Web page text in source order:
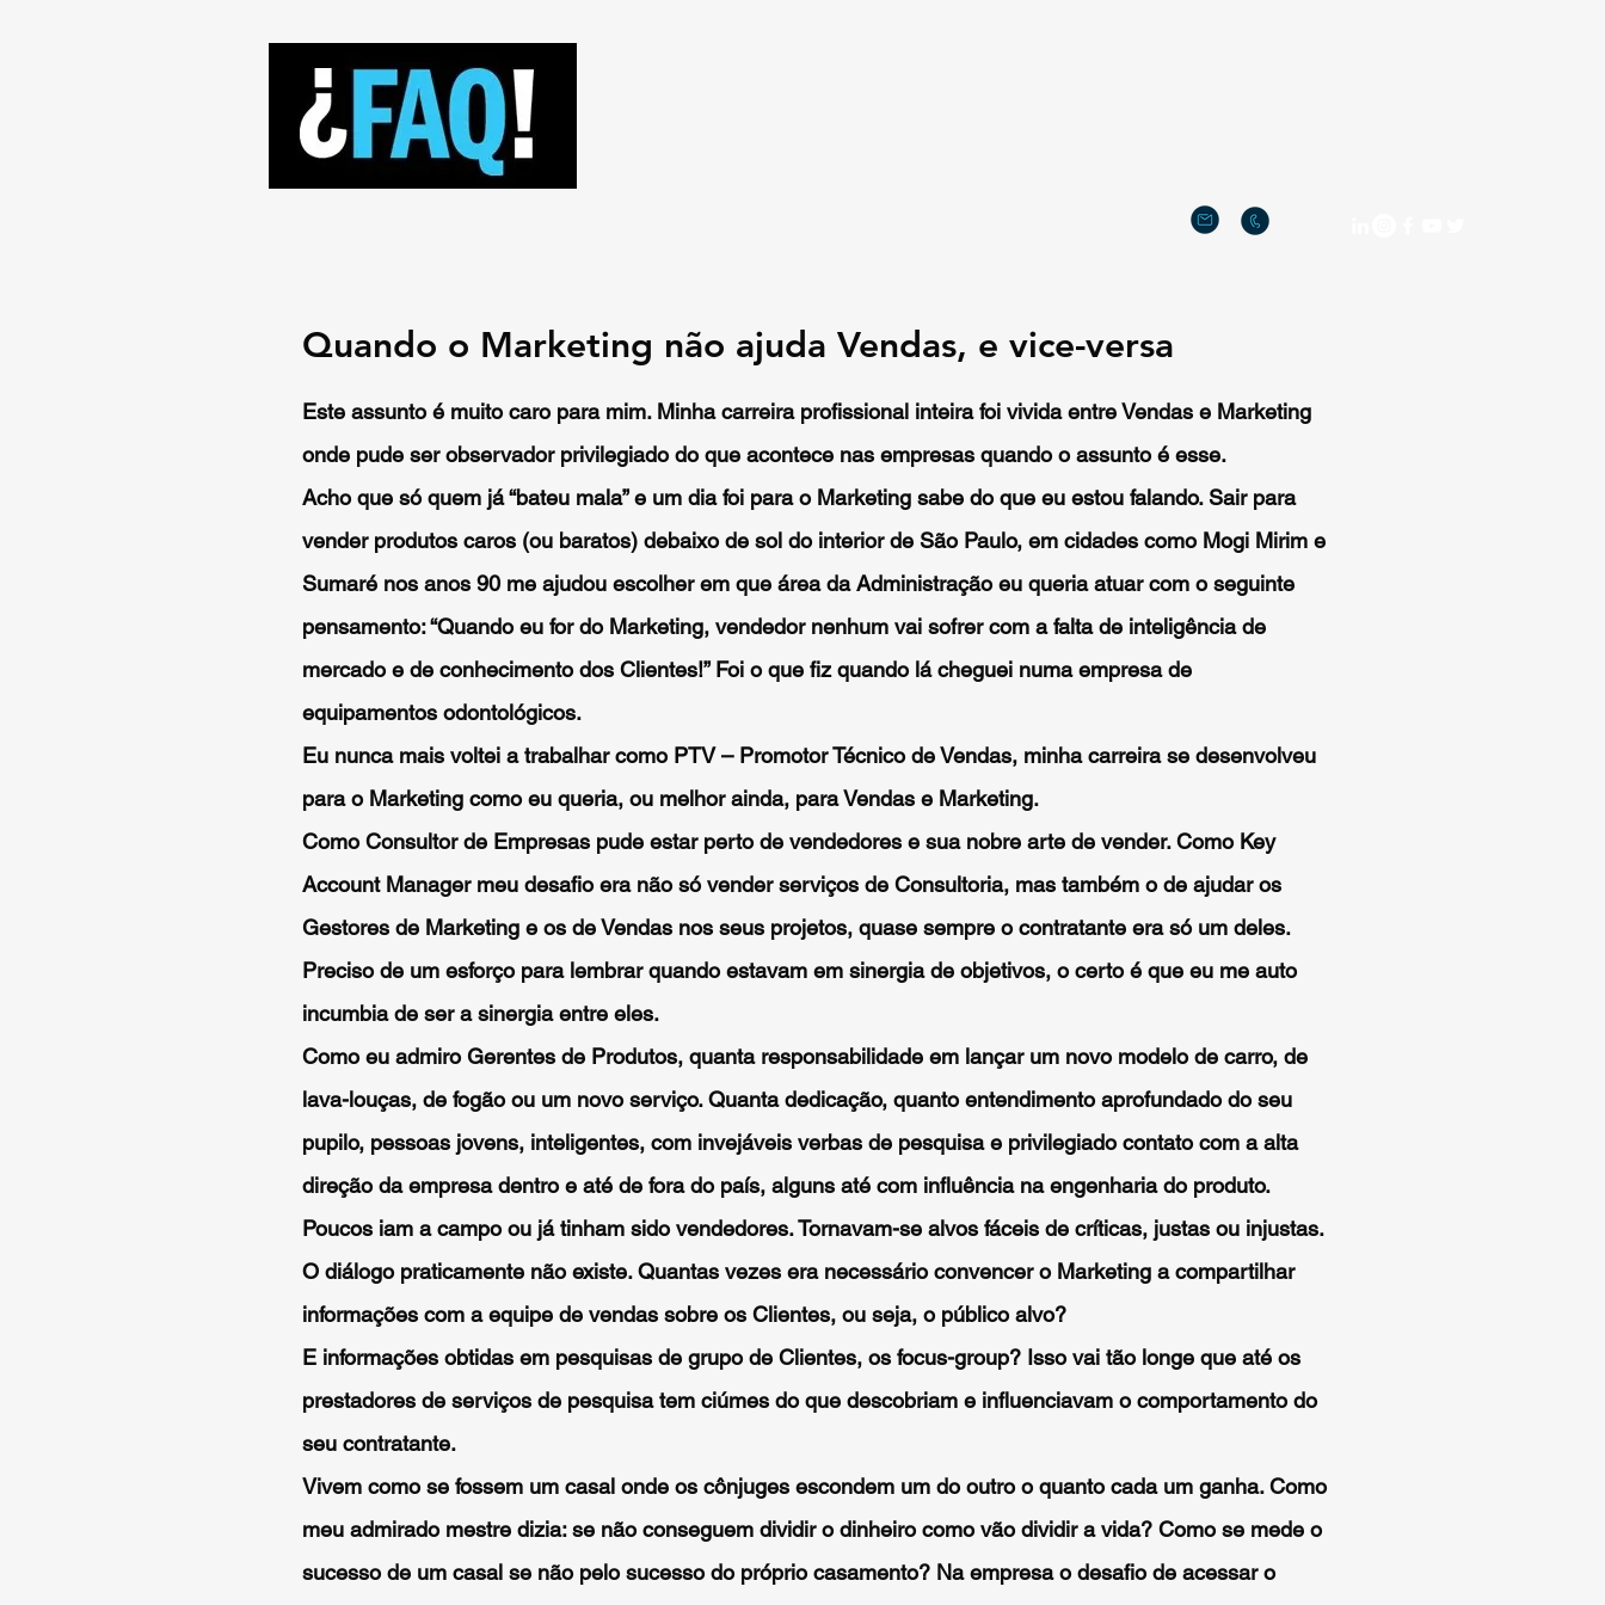
Quando o Marketing não ajuda Vendas, e vice-versa
Este assunto é muito caro para mim. Minha carreira profissional inteira foi vivida entre Vendas e Marketing
onde pude ser observador privilegiado do que acontece nas empresas quando o assunto é esse.
Acho que só quem já “bateu mala” e um dia foi para o Marketing sabe do que eu estou falando. Sair para
vender produtos caros (ou baratos) debaixo de sol do interior de São Paulo, em cidades como Mogi Mirim e
Sumaré nos anos 90 me ajudou escolher em que área da Administração eu queria atuar com o seguinte
pensamento: “Quando eu for do Marketing, vendedor nenhum vai sofrer com a falta de inteligência de
mercado e de conhecimento dos Clientes!” Foi o que fiz quando lá cheguei numa empresa de
equipamentos odontológicos.
Eu nunca mais voltei a trabalhar como PTV – Promotor Técnico de Vendas, minha carreira se desenvolveu
para o Marketing como eu queria, ou melhor ainda, para Vendas e Marketing.
Como Consultor de Empresas pude estar perto de vendedores e sua nobre arte de vender. Como Key
Account Manager meu desafio era não só vender serviços de Consultoria, mas também o de ajudar os
Gestores de Marketing e os de Vendas nos seus projetos, quase sempre o contratante era só um deles.
Preciso de um esforço para lembrar quando estavam em sinergia de objetivos, o certo é que eu me auto
incumbia de ser a sinergia entre eles.
Como eu admiro Gerentes de Produtos, quanta responsabilidade em lançar um novo modelo de carro, de
lava-louças, de fogão ou um novo serviço. Quanta dedicação, quanto entendimento aprofundado do seu
pupilo, pessoas jovens, inteligentes, com invejáveis verbas de pesquisa e privilegiado contato com a alta
direção da empresa dentro e até de fora do país, alguns até com influência na engenharia do produto.
Poucos iam a campo ou já tinham sido vendedores. Tornavam-se alvos fáceis de críticas, justas ou injustas.
O diálogo praticamente não existe. Quantas vezes era necessário convencer o Marketing a compartilhar
informações com a equipe de vendas sobre os Clientes, ou seja, o público alvo?
E informações obtidas em pesquisas de grupo de Clientes, os focus-group? Isso vai tão longe que até os
prestadores de serviços de pesquisa tem ciúmes do que descobriam e influenciavam o comportamento do
seu contratante.
Vivem como se fossem um casal onde os cônjuges escondem um do outro o quanto cada um ganha. Como
meu admirado mestre dizia: se não conseguem dividir o dinheiro como vão dividir a vida? Como se mede o
sucesso de um casal se não pelo sucesso do próprio casamento? Na empresa o desafio de acessar o